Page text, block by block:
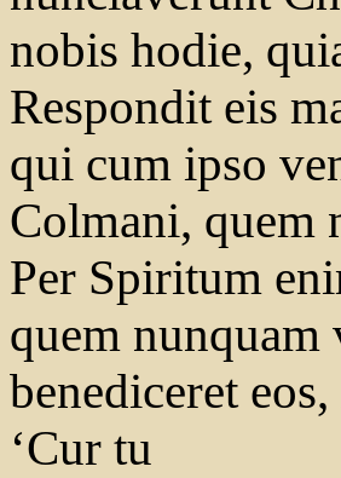
nobis hodie,
Respondit eis
qui cum ipso
Colmani, quem
Per Spiritum
quem nunquam
benediceret
‘Cur tu